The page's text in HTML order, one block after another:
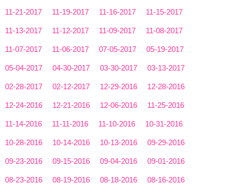
11-21-2017 11-19-2017 11-16-2017 11-15-2017
11-13-2017 11-12-2017 11-09-2017 11-08-2017
11-07-2017 11-06-2017 07-05-2017 05-19-2017
05-04-2017 04-30-2017 03-30-2017 03-13-2017
02-28-2017 02-12-2017 12-29-2016 12-28-2016
12-24-2016 12-21-2016 12-06-2016 11-25-2016
11-14-2016 11-11-2016 11-10-2016 10-31-2016
10-28-2016 10-14-2016 10-13-2016 09-29-2016
09-23-2016 09-15-2016 09-04-2016 09-01-2016
08-23-2016 08-19-2016 08-18-2016 08-16-2016